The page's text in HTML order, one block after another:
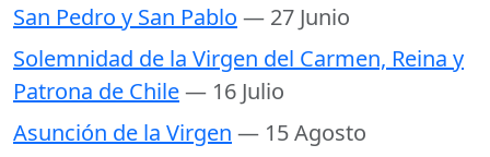
San Pedro y San Pablo — 27 Junio
Solemnidad de la Virgen del Carmen, Reina y
Patrona de Chile— 16 Julio
Asunción de la Virgen — 15 Agosto